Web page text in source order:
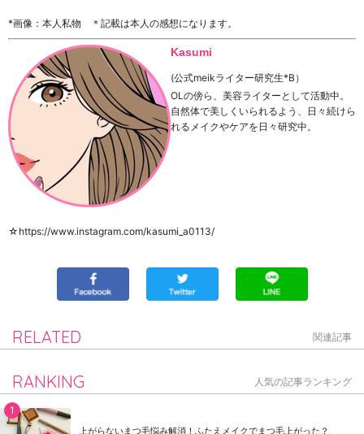
*画像：本人私物 ＊記載は本人の感想になります。
Kasumi
(公式meikライター研究生*B）
OL の傍ら、美容ライターとして活動中。
自然体で美しくいられるよう、日々続けら
れるメイクやケアを日々研究中。
☆https://www.instagram.com/kasumi_a0113/
RELATED 関連記事
RANKING 人気の記事ランキング
上がらないまつ毛悩み解消！ふたえメイクでまつ毛上がった？